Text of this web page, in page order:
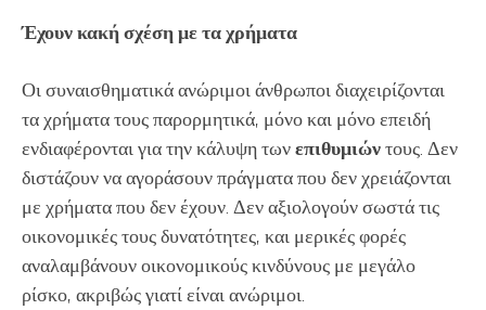
Έχουν κακή σχέση με τα χρήματα
Οι συναισθηματικά ανώριμοι άνθρωποι διαχειρίζονται
τα χρήματα τους παρορμητικά, μόνο και μόνο επειδή
ενδιαφέρονται για την κάλυψη τωνεπιθυμιώντους. Δεν
διστάζουν να αγοράσουν πράγματα που δεν χρειάζονται
με χρήματα που δεν έχουν. Δεν αξιολογούν σωστά τις
οικονομικές τους δυνατότητες, και μερικές φορές
αναλαμβάνουν οικονομικούς κινδύνους με μεγάλο
ρίσκο, ακριβώς γιατί είναι ανώριμοι.